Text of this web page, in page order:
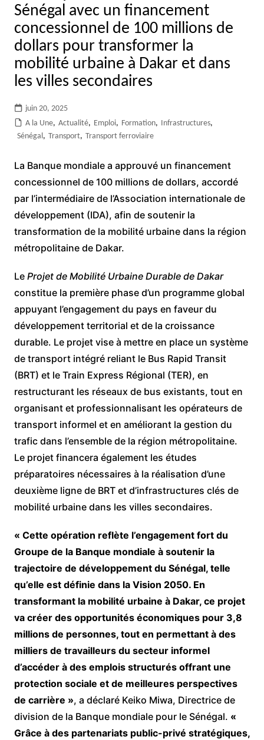
Sénégal avec un financement
concessionnel de 100 millions de
dollars pour transformer la
mobilité urbaine à Dakar et dans
les villes secondaires
juin 20, 2025
A la Une, Actualité, Emploi, Formation, Infrastructures,
Sénégal, Transport, Transport ferroviaire
La Banque mondiale a approuvé un financement
concessionnel de 100 millions de dollars, accordé
par l’intermédiaire de l’Association internationale de
développement (IDA), afin de soutenir la
transformation de la mobilité urbaine dans la région
métropolitaine de Dakar.
Le Projet de Mobilité Urbaine Durable de Dakar
constitue la première phase d’un programme global
appuyant l’engagement du pays en faveur du
développement territorial et de la croissance
durable. Le projet vise à mettre en place un système
de transport intégré reliant le Bus Rapid Transit
(BRT) et le Train Express Régional (TER), en
restructurant les réseaux de bus existants, tout en
organisant et professionnalisant les opérateurs de
transport informel et en améliorant la gestion du
trafic dans l’ensemble de la région métropolitaine.
Le projet financera également les études
préparatoires nécessaires à la réalisation d’une
deuxième ligne de BRT et d’infrastructures clés de
mobilité urbaine dans les villes secondaires.
« Cette opération reflète l’engagement fort du
Groupe de la Banque mondiale à soutenir la
trajectoire de développement du Sénégal, telle
qu’elle est définie dans la Vision 2050. En
transformant la mobilité urbaine à Dakar, ce projet
va créer des opportunités économiques pour 3,8
millions de personnes, tout en permettant à des
milliers de travailleurs du secteur informel
d’accéder à des emplois structurés offrant une
protection sociale et de meilleures perspectives
de carrière », a déclaré Keiko Miwa, Directrice de
division de la Banque mondiale pour le Sénégal. «
Grâce à des partenariats public-privé stratégiques,